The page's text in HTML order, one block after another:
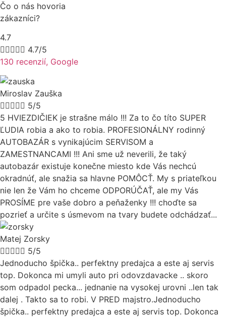
Čo o nás hovoria
zákazníci?
4.7
 4.7/5
130 recenzií, Google
Miroslav Zauška
 5/5
5 HVIEZDIČIEK je strašne málo !!! Za to čo títo SUPER
ĽUDIA robia a ako to robia. PROFESIONÁLNY rodinný
AUTOBAZÁR s vynikajúcim SERVISOM a
ZAMESTNANCAMI !!! Ani sme už neverili, že taký
autobazár existuje konečne miesto kde Vás nechcú
okradnúť, ale snažia sa hlavne POMÔCŤ. My s priateľkou
nie len že Vám ho chceme ODPORÚČAŤ, ale my Vás
PROSÍME pre vaše dobro a peňaženky !!! choďte sa
pozrieť a určite s úsmevom na tvary budete odchádzať...
Matej Zorsky
 5/5
Jednoducho špička.. perfektny predajca a este aj servis
top. Dokonca mi umyli auto pri odovzdavacke .. skoro
som odpadol pecka... jednanie na vysokej urovni ..len tak
dalej . Takto sa to robi. V PRED majstro.Jednoducho
špička.. perfektny predajca a este aj servis top. Dokonca